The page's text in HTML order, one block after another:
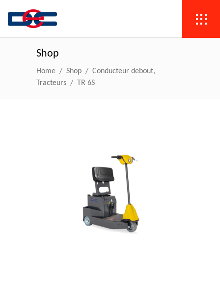
Shop
Home / Shop / Conducteur debout,
Tracteurs / TR 6S